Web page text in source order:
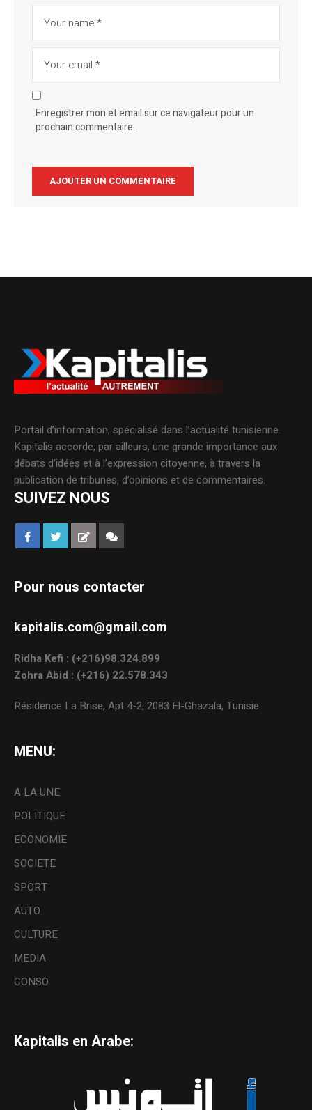
Enregistrer mon et email sur ce navigateur pour un
prochain commentaire.
Portail d’information, spécialisé dans l’actualité tunisienne.
Kapitalis accorde, par ailleurs, une grande importance aux
débats d’idées et à l’expression citoyenne, à travers la
publication de tribunes, d’opinions et de commentaires.
SUIVEZ NOUS
Pour nous contacter
kapitalis.com@gmail.com
Ridha Kefi : (+216)98.324.899
Zohra Abid : (+216) 22.578.343
Résidence La Brise, Apt 4-2, 2083 El-Ghazala, Tunisie.
MENU:
A LA UNE
POLITIQUE
ECONOMIE
SOCIETE
SPORT
AUTO
CULTURE
MEDIA
CONSO
Kapitalis en Arabe: